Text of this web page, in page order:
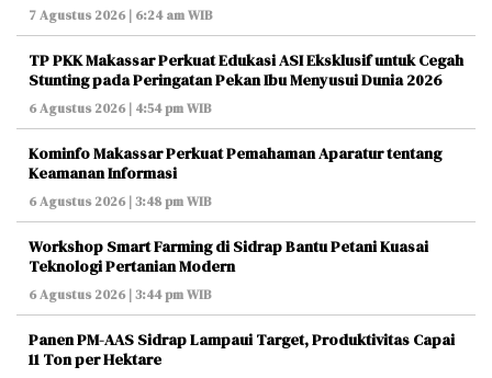
7 Agustus 2026 | 6:24 am WIB
TP PKK Makassar Perkuat Edukasi ASI Eksklusif untuk Cegah
Stunting pada Peringatan Pekan Ibu Menyusui Dunia 2026
6 Agustus 2026 | 4:54 pm WIB
Kominfo Makassar Perkuat Pemahaman Aparatur tentang
Keamanan Informasi
6 Agustus 2026 | 3:48 pm WIB
Workshop Smart Farming di Sidrap Bantu Petani Kuasai
Teknologi Pertanian Modern
6 Agustus 2026 | 3:44 pm WIB
Panen PM-AAS Sidrap Lampaui Target, Produktivitas Capai
11 Ton per Hektare